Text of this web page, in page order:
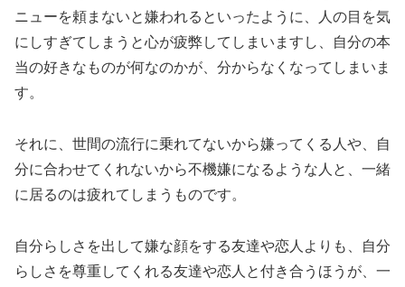
ニューを頼まないと嫌われるといったように、人の目を気
にしすぎてしまうと心が疲弊してしまいますし、自分の本
当の好きなものが何なのかが、分からなくなってしまいま
す。
それに、世間の流行に乗れてないから嫌ってくる人や、自
分に合わせてくれないから不機嫌になるような人と、一緒
に居るのは疲れてしまうものです。
自分らしさを出して嫌な顔をする友達や恋人よりも、自分
らしさを尊重してくれる友達や恋人と付き合うほうが、一